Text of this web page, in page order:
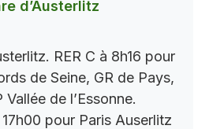
d’Austerlitz
RER C à 8h16 pour
de Seine, GR de Pays,
de l’Essonne.
pour Paris Auserlitz